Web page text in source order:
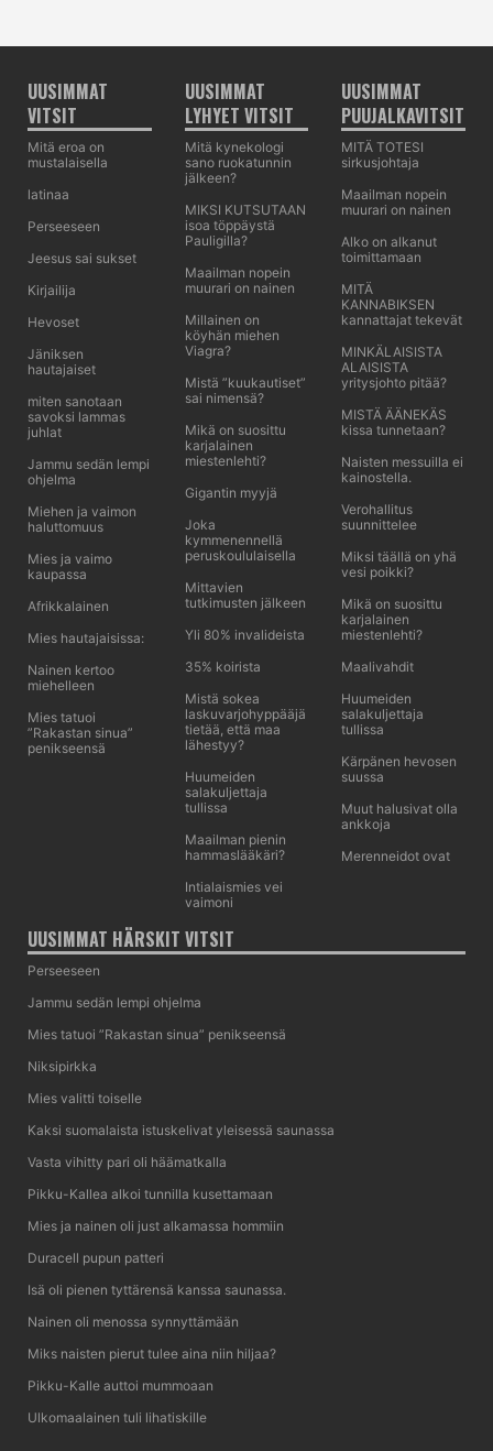
UUSIMMAT
VITSIT
Mitä eroa on
mustalaisella
latinaa
Perseeseen
Jeesus sai sukset
Kirjailija
Hevoset
Jäniksen
hautajaiset
miten sanotaan
savoksi lammas
juhlat
Jammu sedän lempi
ohjelma
Miehen ja vaimon
haluttomuus
Mies ja vaimo
kaupassa
Afrikkalainen
Mies hautajaisissa:
Nainen kertoo
miehelleen
Mies tatuoi
”Rakastan sinua”
penikseensä
UUSIMMAT
LYHYET VITSIT
Mitä kynekologi
sano ruokatunnin
jälkeen?
MIKSI KUTSUTAAN
isoa töppäystä
Pauligilla?
Maailman nopein
muurari on nainen
Millainen on
köyhän miehen
Viagra?
Mistä ”kuukautiset”
sai nimensä?
Mikä on suosittu
karjalainen
miestenlehti?
Gigantin myyjä
Joka
kymmenennellä
peruskoululaisella
Mittavien
tutkimusten jälkeen
Yli 80% invalideista
35% koirista
Mistä sokea
laskuvarjohyppääjä
tietää, että maa
lähestyy?
Huumeiden
salakuljettaja
tullissa
Maailman pienin
hammaslääkäri?
Intialaismies vei
vaimoni
UUSIMMAT
PUUJALKAVITSIT
MITÄ TOTESI
sirkusjohtaja
Maailman nopein
muurari on nainen
Alko on alkanut
toimittamaan
MITÄ
KANNABIKSEN
kannattajat tekevät
MINKÄLAISISTA
ALAISISTA
yritysjohto pitää?
MISTÄ ÄÄNEKÄS
kissa tunnetaan?
Naisten messuilla ei
kainostella.
Verohallitus
suunnittelee
Miksi täällä on yhä
vesi poikki?
Mikä on suosittu
karjalainen
miestenlehti?
Maalivahdit
Huumeiden
salakuljettaja
tullissa
Kärpänen hevosen
suussa
Muut halusivat olla
ankkoja
Merenneidot ovat
UUSIMMAT HÄRSKIT VITSIT
Perseeseen
Jammu sedän lempi ohjelma
Mies tatuoi ”Rakastan sinua” penikseensä
Niksipirkka
Mies valitti toiselle
Kaksi suomalaista istuskelivat yleisessä saunassa
Vasta vihitty pari oli häämatkalla
Pikku-Kallea alkoi tunnilla kusettamaan
Mies ja nainen oli just alkamassa hommiin
Duracell pupun patteri
Isä oli pienen tyttärensä kanssa saunassa.
Nainen oli menossa synnyttämään
Miks naisten pierut tulee aina niin hiljaa?
Pikku-Kalle auttoi mummoaan
Ulkomaalainen tuli lihatiskille